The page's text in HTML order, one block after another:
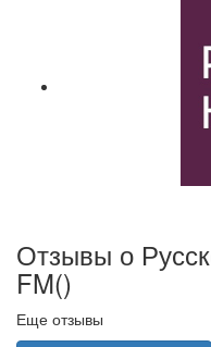
Отзывы о
FM()
Еще отзывы